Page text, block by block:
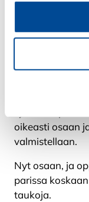
”Kirjanpidon
tässä.”
Opittuani
oikeasti osaan
valmistellaan.
Nyt osaan, ja
parissa
taukoja.